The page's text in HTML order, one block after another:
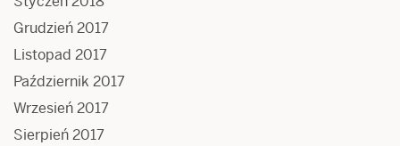
Grudzień 2017
Listopad 2017
Październik 2017
Wrzesień 2017
Sierpień 2017